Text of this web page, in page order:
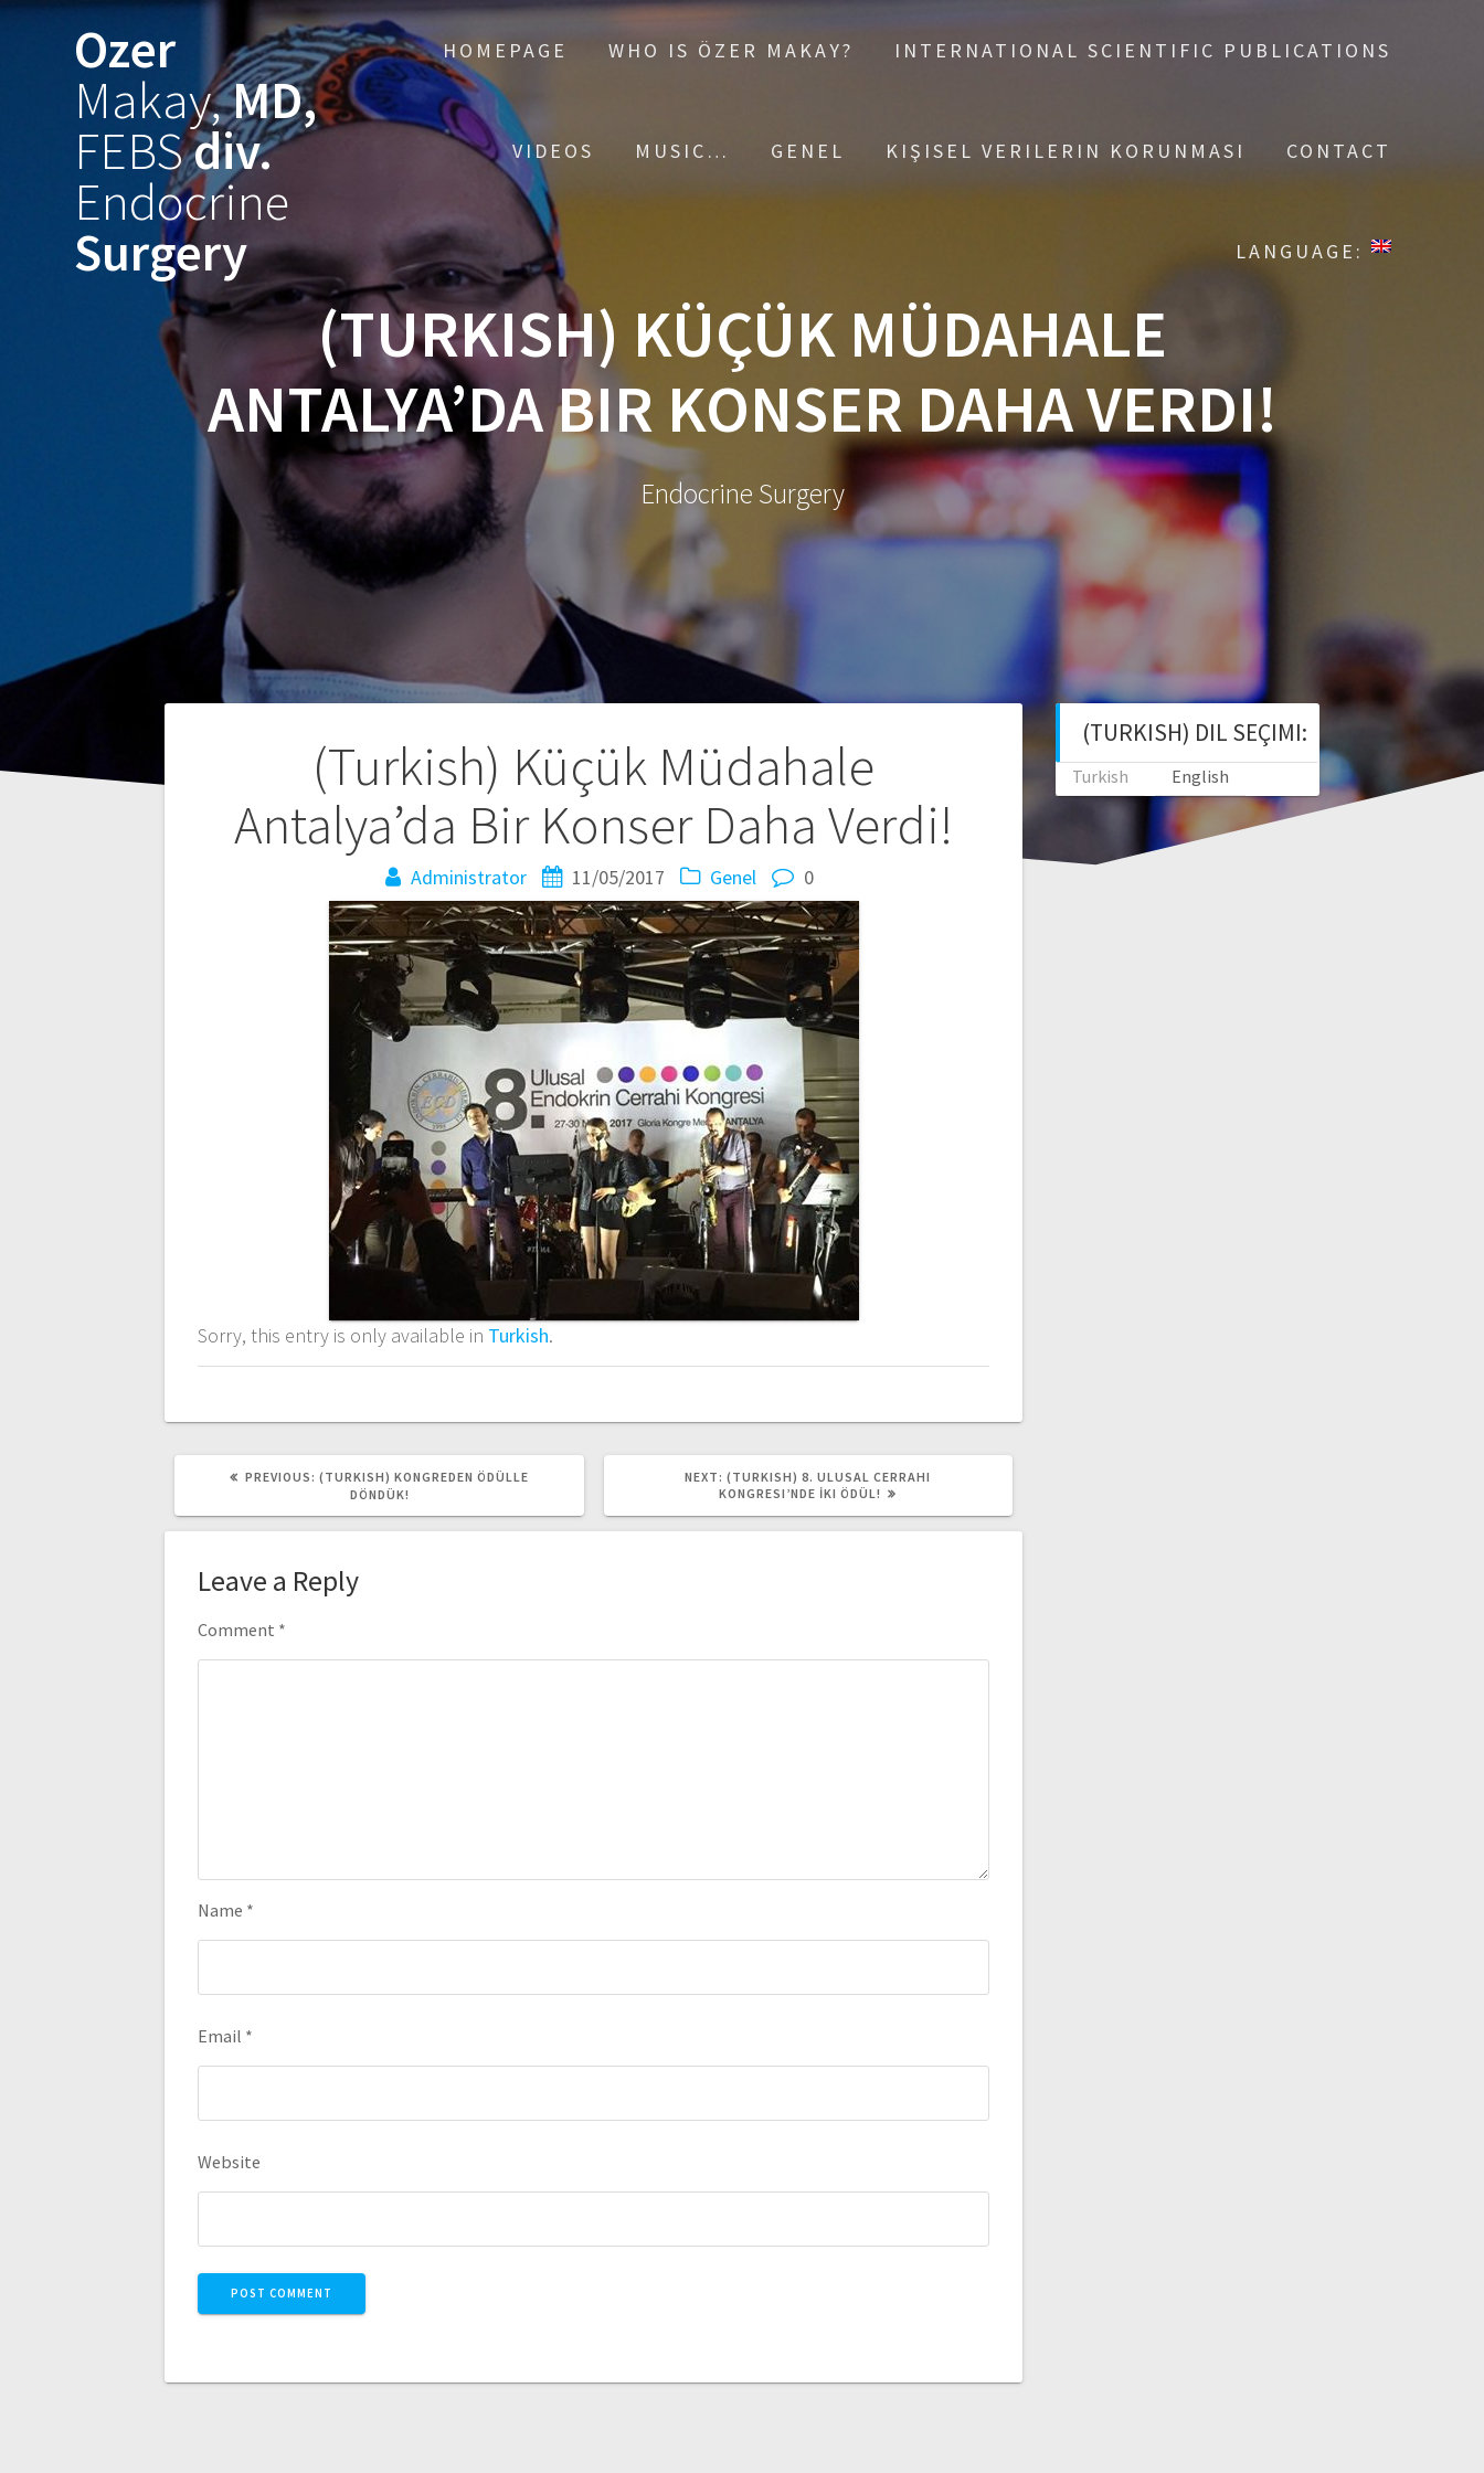
Skip
Ozer
Makay,MD,
FEBSdiv.
Endocrine
Surgery
HOMEPAGE WHO IS ÖZER MAKAY? INTERNATIONAL SCIENTIFIC PUBLICATIONS
VIDEOS MUSIC… GENEL KIŞISEL VERILERIN KORUNMASI CONTACT
LANGUAGE:
(TURKISH) KÜÇÜK MÜDAHALE
ANTALYA’DA BIR KONSER DAHA VERDI!
Endocrine Surgery
(Turkish) Küçük Müdahale
Antalya’da Bir Konser Daha Verdi!
Administrator 11/05/2017 Genel 0
Sorry, this entry is only available in Turkish.
navigation
PREVIOUS: PREVIOUS
POST:
(TURKISH) KONGREDEN ÖDÜLLE
DÖNDÜK!
NEXT: NEXT
POST:
(TURKISH) 8. ULUSAL CERRAHI
KONGRESI’NDE İKI ÖDÜL!
Leave a Reply
Comment *
Name *
Email *
Website
(TURKISH) DIL SEÇIMI:
Turkish English